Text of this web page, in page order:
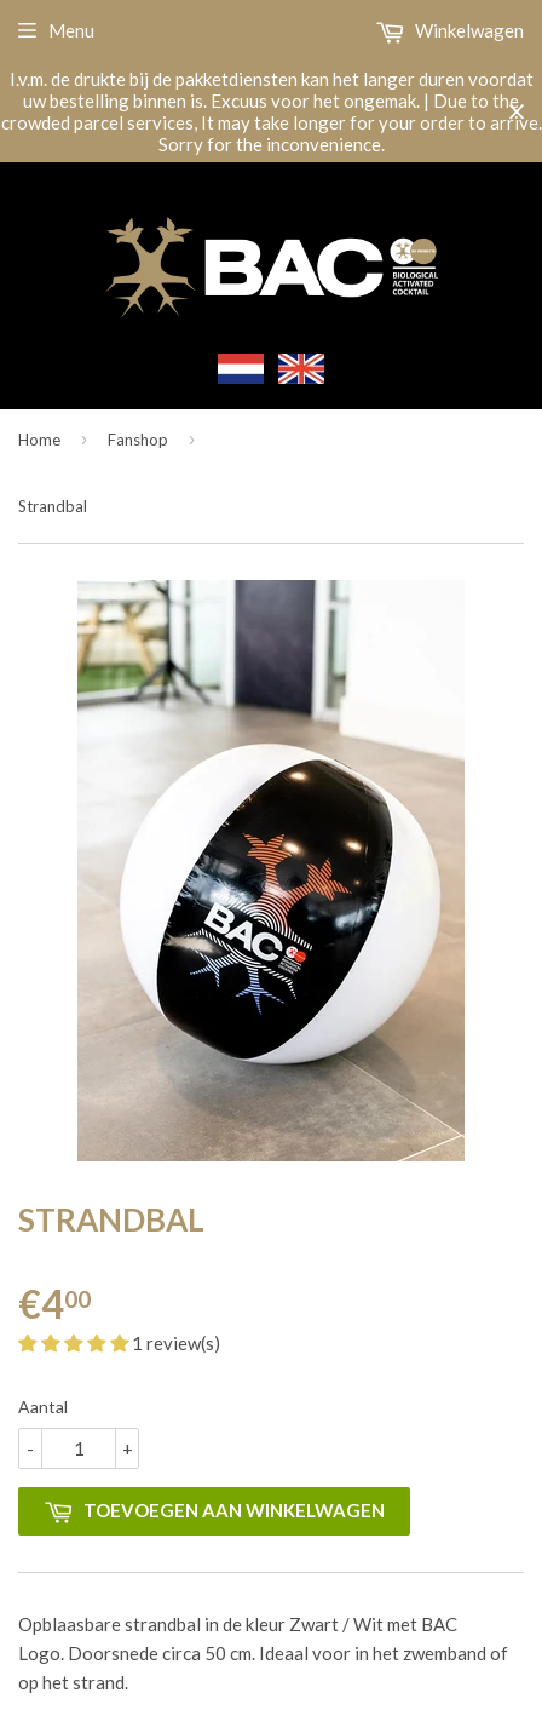
I.v.m. de drukte bij de pakketdiensten kan het langer duren voordat
uw bestelling binnen is. Excuus voor het ongemak. | Due to the
crowded parcel services, It may take longer for your order to arrive.
Sorry for the inconvenience.
Menu Winkelwagen
Home › Fanshop ›
Strandbal
STRANDBAL
€400
1 review(s)
Aantal
+
-
TOEVOEGEN AAN WINKELWAGEN
Opblaasbare strandbal in de kleur Zwart / Wit met BAC
Logo. Doorsnede circa 50 cm. Ideaal voor in het zwemband of
op het strand.